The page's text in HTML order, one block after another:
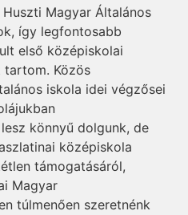
Magyar Általános
így legfontosabb
első középiskolai
tartom. Közös
iskola idei végzősei
könnyű dolgunk, de
középiskola
támogatásáról,
Magyar
túlmenően szeretnénk